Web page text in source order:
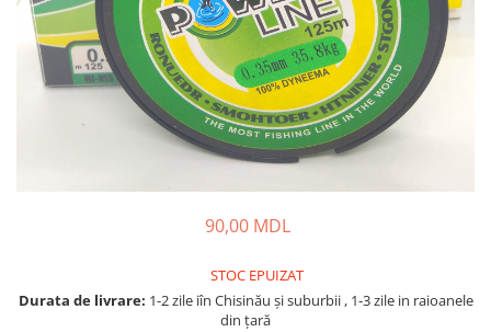
Mincioguri si juvelnice
Accesorii monturi
Genti, huse, galeti
Accesorii si instrumente
Nada, momeala, aditivi
Lansete la rapitor
Greutati la rapitor
90,00 MDL
STOC EPUIZAT
Durata de livrare: 1-2 zile iîn Chisinău şi suburbii , 1-3 zile in raioanele
din țară